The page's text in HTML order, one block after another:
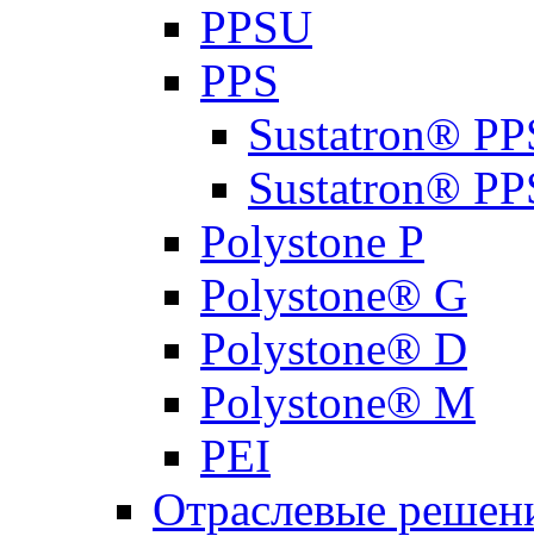
PPSU
PPS
Sustatron®
Sustatron®
Polystone P
Polystone® G
Polystone® D
Polystone® M
PEI
Отраслевые